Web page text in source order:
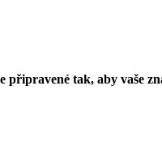
připravené tak, aby vaše